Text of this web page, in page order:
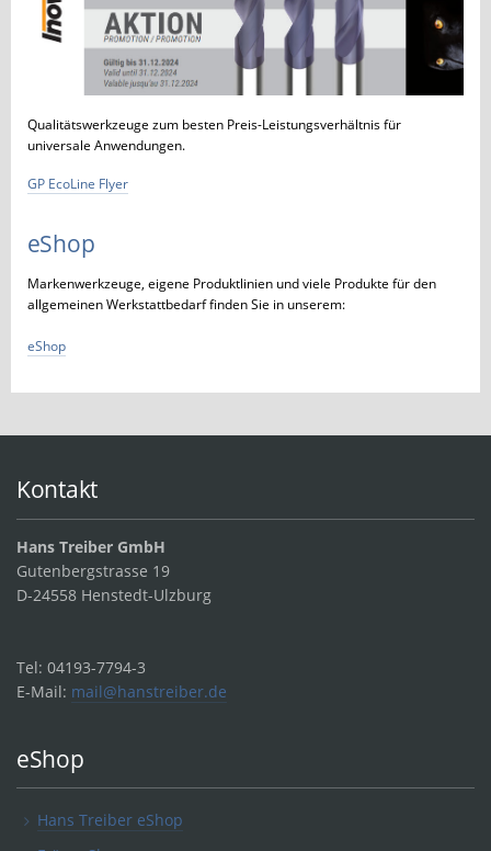
Qualitätswerkzeuge zum besten Preis-Leistungsverhältnis für
universale Anwendungen.
GP EcoLine Flyer
eShop
Markenwerkzeuge, eigene Produktlinien und viele Produkte für den
allgemeinen Werkstattbedarf finden Sie in unserem:
eShop
Kontakt
Hans Treiber GmbH
Gutenbergstrasse 19
D-24558 Henstedt-Ulzburg
Tel: 04193-7794-3
E-Mail: mail@hanstreiber.de
eShop
Hans Treiber eShop